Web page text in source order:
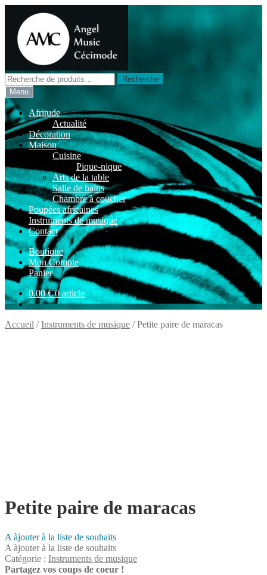
navigation
contenu
Recherche
pour :
Recherche
Menu
Afritude
Actualité
Décoration
Maison
Cuisine
Pique-nique
Arts de la table
Salle de bains
Chambre à coucher
Poupées africaines
Instruments de musique
Contact
Boutique
Mon Compte
Panier
0.00€ 0 article
Accueil /Instruments de musique /Petite paire de maracas
Petite paire de maracas
A àjouter à la liste de souhaits
A àjouter à la liste de souhaits
Catégorie : Instruments de musique
Partagez vos coups de coeur !